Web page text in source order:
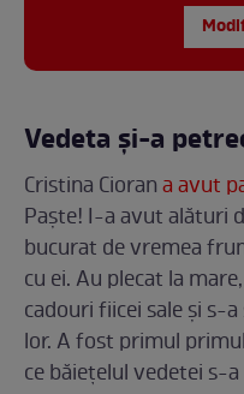
Vedeta și-a
Cristina Ciorana avut
Paște! I-a avut alături
bucurat de vremea
cu ei. Au plecat la
cadouri fiicei sale și s-
lor. A fost primul
ce băiețelul vedetei s-